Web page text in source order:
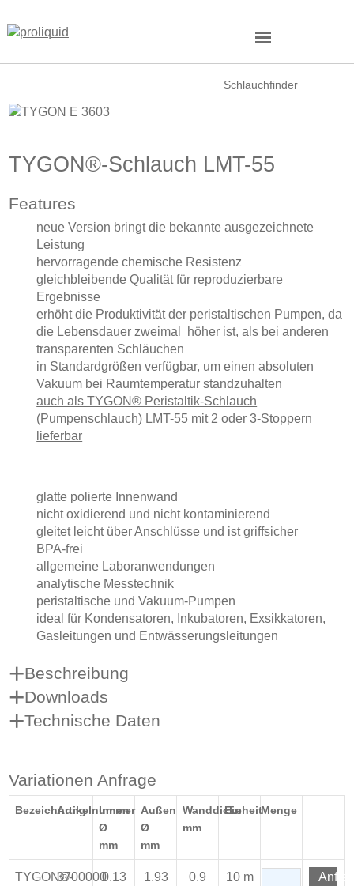
Schlauchfinder
TYGON®-Schlauch LMT-55
Features
neue Version bringt die bekannte ausgezeichnete
Leistung
hervorragende chemische Resistenz
gleichbleibende Qualität für reproduzierbare
Ergebnisse
erhöht die Produktivität der peristaltischen Pumpen, da
die Lebensdauer zweimal höher ist, als bei anderen
transparenten Schläuchen
in Standardgrößen verfügbar, um einen absoluten
Vakuum bei Raumtemperatur standzuhalten
auch als TYGON® Peristaltik-Schlauch
(Pumpenschlauch) LMT-55 mit 2 oder 3-Stoppern
lieferbar
glatte polierte Innenwand
nicht oxidierend und nicht kontaminierend
gleitet leicht über Anschlüsse und ist griffsicher
BPA-frei
allgemeine Laboranwendungen
analytische Messtechnik
peristaltische und Vakuum-Pumpen
ideal für Kondensatoren, Inkubatoren, Exsikkatoren,
Gasleitungen und Entwässerungsleitungen
Beschreibung
Downloads
Technische Daten
Variationen Anfrage
BezeichnungArtikelnummer
Innen
Ø
mm
Außen
Ø
mm
Wanddicke
mm
EinheitMenge
TYGON®-37000000.13 1.93 0.9 10 m